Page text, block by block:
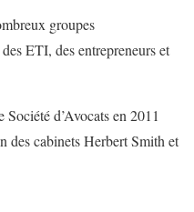
groupes
ETI, des entrepreneurs et
d’Avocats en 2011
des cabinets Herbert Smith et